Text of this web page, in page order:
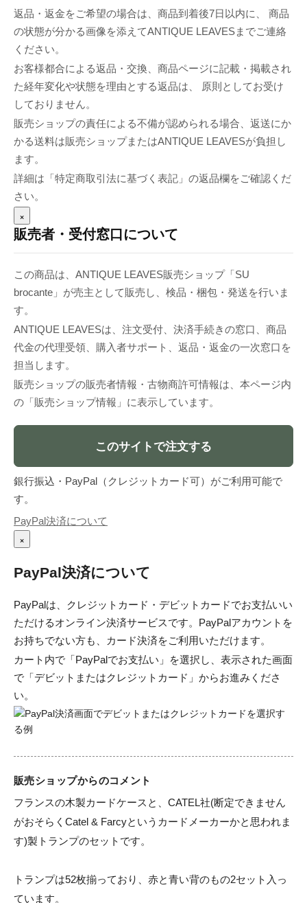
返品・返金をご希望の場合は、商品到着後7日以内に、 商品
の状態が分かる画像を添えてANTIQUE LEAVESまでご連絡
ください。
お客様都合による返品・交換、商品ページに記載・掲載され
た経年変化や状態を理由とする返品は、 原則としてお受け
しておりません。
販売ショップの責任による不備が認められる場合、返送にか
かる送料は販売ショップまたはANTIQUE LEAVESが負担し
ます。
詳細は「特定商取引法に基づく表記」の返品欄をご確認くだ
さい。
×
販売者・受付窓口について
この商品は、ANTIQUE LEAVES販売ショップ「SU
brocante」が売主として販売し、検品・梱包・発送を行いま
す。
ANTIQUE LEAVESは、注文受付、決済手続きの窓口、商品
代金の代理受領、購入者サポート、返品・返金の一次窓口を
担当します。
販売ショップの販売者情報・古物商許可情報は、本ページ内
の「販売ショップ情報」に表示しています。
このサイトで注文する
銀行振込・PayPal（クレジットカード可）がご利用可能で
す。
PayPal決済について
×
PayPal決済について
PayPalは、クレジットカード・デビットカードでお支払いい
ただけるオンライン決済サービスです。PayPalアカウントを
お持ちでない方も、カード決済をご利用いただけます。
カート内で「PayPalでお支払い」を選択し、表示された画面
で「デビットまたはクレジットカード」からお進みくださ
い。
販売ショップからのコメント
フランスの木製カードケースと、CATEL社(断定できません
がおそらくCatel & Farcyというカードメーカーかと思われま
す)製トランプのセットです。
トランプは52枚揃っており、赤と青い背のもの2セット入っ
ています。